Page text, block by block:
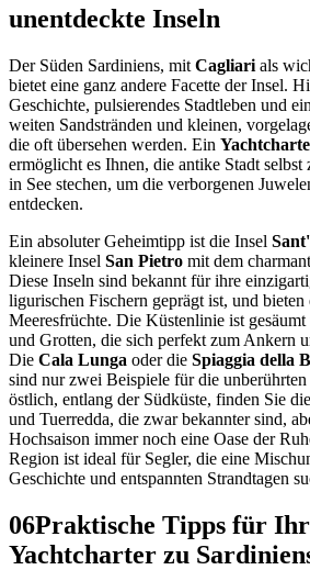
unentdeckte Inseln
Der Süden Sardiniens, mit Cagliari als
bietet eine ganz andere Facette der Insel.
Geschichte, pulsierendes Stadtleben und
weiten Sandstränden und kleinen,
die oft übersehen werden. Ein
ermöglicht es Ihnen, die antike Stadt
in See stechen, um die verborgenen
entdecken.
Ein absoluter Geheimtipp ist die Insel
kleinere Insel San Pietro mit dem
Diese Inseln sind bekannt für ihre
ligurischen Fischern geprägt ist, und bieten
Meeresfrüchte. Die Küstenlinie ist
und Grotten, die sich perfekt zum Ankern
Die Cala Lunga oder die Spiaggia della
sind nur zwei Beispiele für die unberührten
östlich, entlang der Südküste, finden Sie
und Tuerredda, die zwar bekannter sind,
Hochsaison immer noch eine Oase der
Region ist ideal für Segler, die eine
Geschichte und entspannten Strandtagen
06Praktische Tipps für
Yachtcharter zu